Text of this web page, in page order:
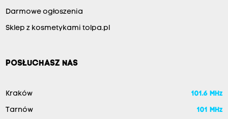
Darmowe ogłoszenia
Sklep z kosmetykami tolpa.pl
POSŁUCHASZ NAS
Kraków 101.6 MHz
Tarnów 101 MHz